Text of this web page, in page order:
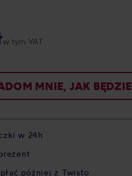
w tym VAT
MNIE, JAK BĘDZIE
w 24h
później z Twisto